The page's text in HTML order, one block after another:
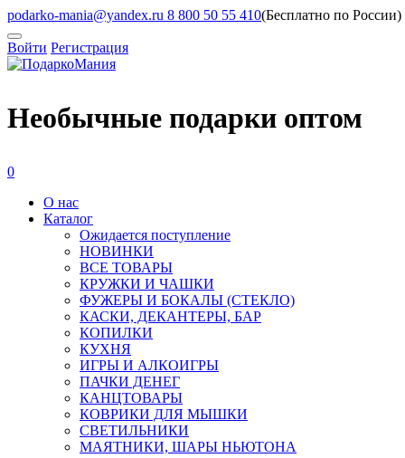
podarko-mania@yandex.ru 8 800 50 55 410(Бесплатно по России)
Войти Регистрация
Необычные подарки оптом
0
О нас
Каталог
Ожидается поступление
HОВИНКИ
ВСЕ ТОВАРЫ
КРУЖКИ И ЧАШКИ
ФУЖЕРЫ И БОКАЛЫ (СТЕКЛО)
КАСКИ, ДЕКАНТЕРЫ, БАР
КОПИЛКИ
КУХНЯ
ИГРЫ И АЛКОИГРЫ
ПАЧКИ ДЕНЕГ
КАНЦТОВАРЫ
КОВРИКИ ДЛЯ МЫШКИ
СВЕТИЛЬНИКИ
МАЯТНИКИ, ШАРЫ НЬЮТОНА